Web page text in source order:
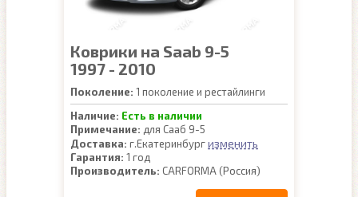
Коврики на Saab 9-5
1997 - 2010
Поколение: 1 поколение и рестайлинги
Наличие: Есть в наличии
Примечание: для Сааб 9-5
Доставка: г.Екатеринбургизменить
Гарантия: 1 год
Производитель: CARFORMA (Россия)